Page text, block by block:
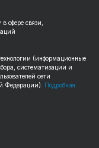
сфере связи,
(информационные
систематизации и
сети
Федерации).
Подробная